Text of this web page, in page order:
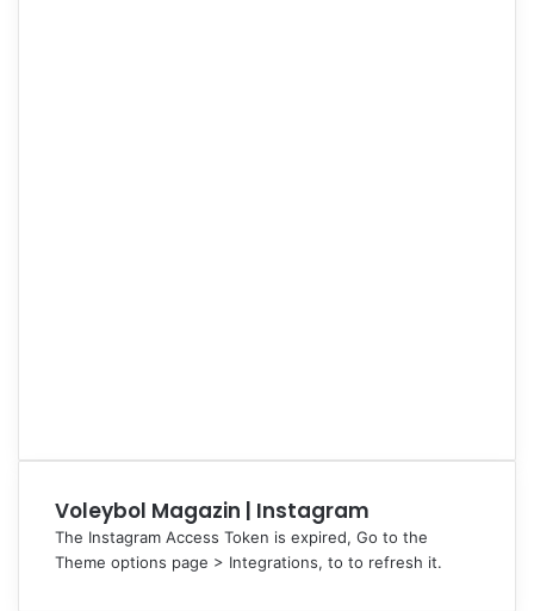
Voleybol Magazin | Instagram
The Instagram Access Token is expired, Go to the
Theme options page > Integrations, to to refresh it.